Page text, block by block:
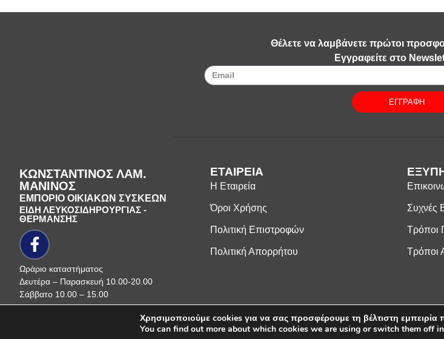
Θέλετε να λαμβάνετε πρώτοι
Εγγραφείτε στο
ΕΓΓΡΑΦΗ
ΚΩΝΣΤΑΝΤΙΝΟΣ ΛΑΜ.
ΜΑΝΙΝΟΣ
ΕΜΠΟΡΙΟ ΟΙΚΙΑΚΩΝ ΣΥΣΚΕΩΝ
ΕΙΔΗ ΛΕΥΚΟΣΙΔΗΡΟΥΡΓΙΑΣ -
ΘΕΡΜΑΝΣΗΣ
Ωράριο καταστήματος
Δευτέρα – Παρασκευή 10.00-20.00
Σάββατο 10.00 – 15.00
ΕΤΑΙΡΕΙΑ
Η Εταιρεία
Όροι Χρήσης
Πολιτική Επιστροφών
Πολιτική Απορρήτου
Συχνές
Τρόποι
Τρόποι
Πνευματικά δικαιώματα © 2026 Μανίνος Λ. Κωνσταντίνος - Λευκοσιδηρουργία. Με
Χρησιμοποιούμε cookies για να σας προσφέρουμε τη βέλτιστη
You can find out more about which cookies we are using or switch them off in